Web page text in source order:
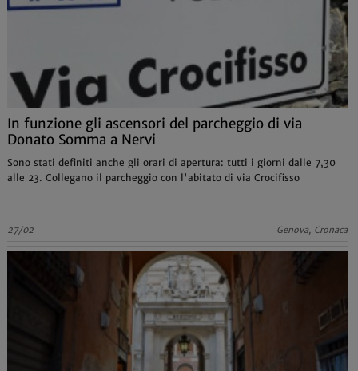
In funzione gli ascensori del parcheggio di via
Donato Somma a Nervi
Sono stati definiti anche gli orari di apertura: tutti i giorni dalle 7,30
alle 23. Collegano il parcheggio con l'abitato di via Crocifisso
27/02 Genova, Cronaca